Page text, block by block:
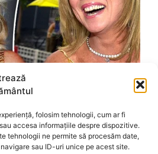
folosim tehnologii, cum ar fi
accesa informațiile despre dispozitive.
tehnologii ne permite să procesăm date,
sau ID-uri unice pe acest site.